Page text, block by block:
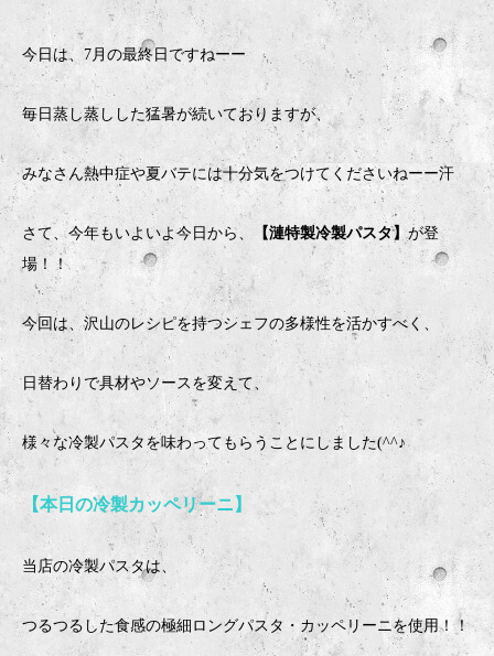
今日は、7月の最終日ですねーー
毎日蒸し蒸しした猛暑が続いておりますが、
みなさん熱中症や夏バテには十分気をつけてくださいねーー汗
さて、今年もいよいよ今日から、 【漣特製冷製パスタ】が登
場！！
今回は、沢山のレシピを持つシェフの多様性を活かすべく、
日替わりで具材やソースを変えて、
様々な冷製パスタを味わってもらうことにしました(^^♪
【本日の冷製カッペリーニ】
当店の冷製パスタは、
つるつるした食感の極細ロングパスタ・カッペリーニを使用！！